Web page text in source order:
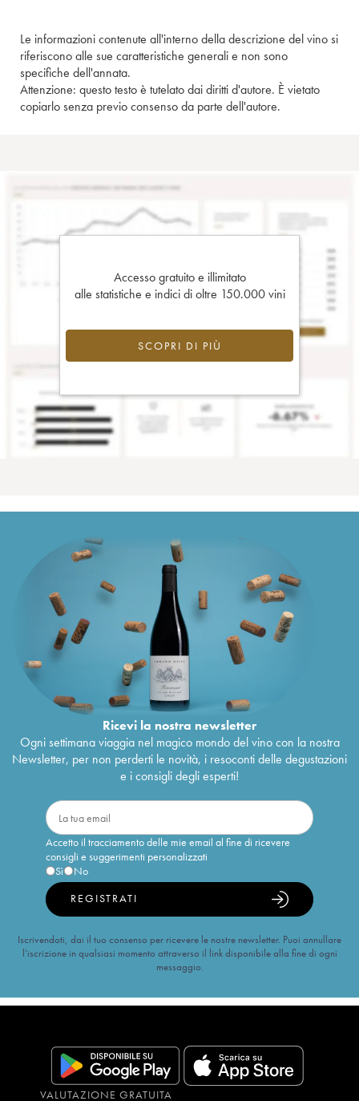
Le informazioni contenute all'interno della descrizione del vino si
riferiscono alle sue caratteristiche generali e non sono
specifiche dell'annata.
Attenzione: questo testo è tutelato dai diritti d'autore. È vietato
copiarlo senza previo consenso da parte dell'autore.
Accesso gratuito e illimitato
alle statistiche e indici di oltre 150.000 vini
SCOPRI DI PIÙ
Ricevi la nostra newsletter
Ogni settimana viaggia nel magico mondo del vino con la nostra
Newsletter, per non perderti le novità, i resoconti delle degustazioni
e i consigli degli esperti!
Accetto il tracciamento delle mie email al fine di ricevere
consigli e suggerimenti personalizzati
Sì
No
REGISTRATI
Iscrivendoti, dai il tuo consenso per ricevere le nostre newsletter. Puoi annullare
l’iscrizione in qualsiasi momento attraverso il link disponibile alla fine di ogni
messaggio.
VALUTAZIONE GRATUITA